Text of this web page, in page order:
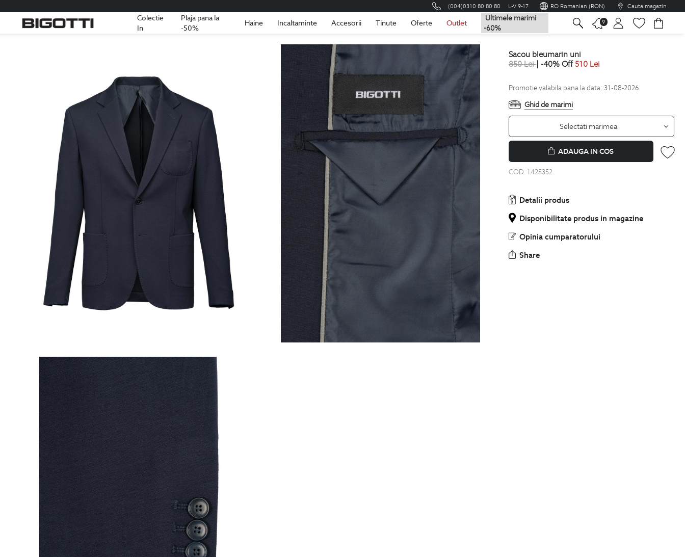
(004)0310 80 80 80 L-V 9-17 RO Romanian (RON) Cauta magazin
Colectie
In
Plaja pana la
-50%
Haine Incaltaminte Accesorii Tinute Oferte Outlet
Ultimele marimi
-60%
9
Romania Romana
sacou bleumarin uni
850Lei| -40% Off 510 Lei
Promotie valabila pana la data: 31-08-2026
Ghid de marimi
Selectati marimea
ADAUGA IN COS
COD: 1425352
Detalii produs
Disponibilitate produs in magazine
Opinia cumparatorului
Share